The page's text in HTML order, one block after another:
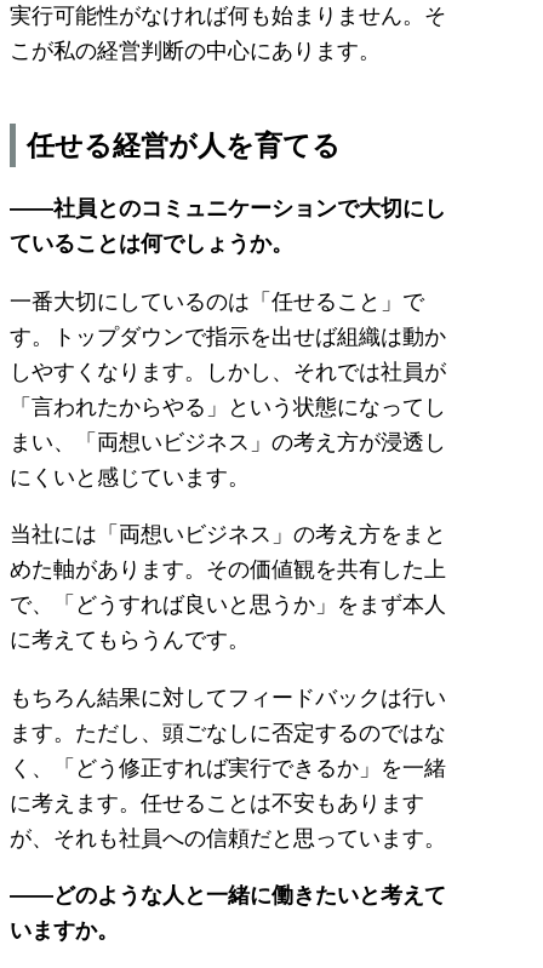
実行可能性がなければ何も始まりません。そ
こが私の経営判断の中心にあります。
任せる経営が人を育てる
――社員とのコミュニケーションで大切にし
ていることは何でしょうか。
一番大切にしているのは「任せること」で
す。トップダウンで指示を出せば組織は動か
しやすくなります。しかし、それでは社員が
「言われたからやる」という状態になってし
まい、「両想いビジネス」の考え方が浸透し
にくいと感じています。
当社には「両想いビジネス」の考え方をまと
めた軸があります。その価値観を共有した上
で、「どうすれば良いと思うか」をまず本人
に考えてもらうんです。
もちろん結果に対してフィードバックは行い
ます。ただし、頭ごなしに否定するのではな
く、「どう修正すれば実行できるか」を一緒
に考えます。任せることは不安もあります
が、それも社員への信頼だと思っています。
――どのような人と一緒に働きたいと考えて
いますか。